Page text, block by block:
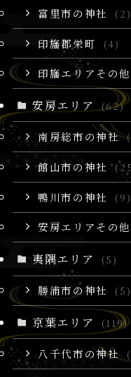
富里市の神社 (2)
印旛郡栄町 (4)
印旛エリアその
安房エリア (62)
南房総市の神社
館山市の神社
鴨川市の神社 (9)
安房エリアその
夷隅エリア (5)
勝浦市の神社 (5)
京葉エリア (119)
八千代市の神社